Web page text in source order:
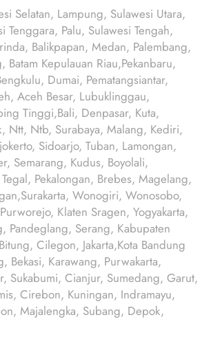
Selatan, Lampung, Sulawesi Utara,
Tenggara, Palu, Sulawesi Tengah,
Balikpapan, Medan, Palembang,
Batam Kepulauan Riau,Pekanbaru,
Dumai, Pematangsiantar,
Aceh Besar, Lubuklinggau,
Tinggi,Bali, Denpasar, Kuta,
Ntt, Ntb, Surabaya, Malang, Kediri,
Sidoarjo, Tuban, Lamongan,
Semarang, Kudus, Boyolali,
Pekalongan, Brebes, Magelang,
Wonogiri, Wonosobo,
Klaten Sragen, Yogyakarta,
Pandeglang, Serang, Kabupaten
Cilegon, Jakarta,Kota Bandung
Bekasi, Karawang, Purwakarta,
Sukabumi, Cianjur, Sumedang, Garut,
Cirebon, Kuningan, Indramayu,
Majalengka, Subang, Depok,